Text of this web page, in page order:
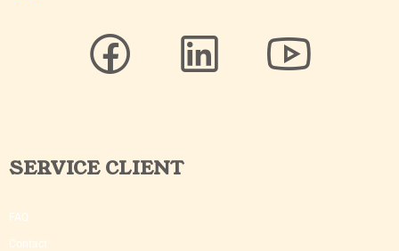
SERVICE CLIENT
FAQ
Contact